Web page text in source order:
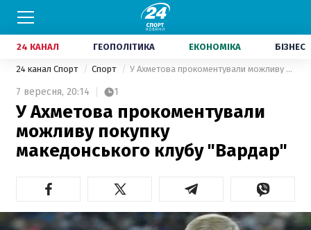
24 КАНАЛ ГЕОПОЛІТИКА ЕКОНОМІКА БІЗНЕС
24 канал Спорт Спорт У Ахметова прокоментували можливу покупку македонського клубу "Вардар"
7 вересня, 20:14 1
У Ахметова прокоментували
можливу покупку
македонського клубу "Вардар"